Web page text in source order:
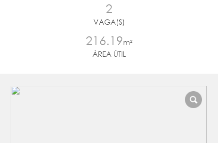
2
VAGA(S)
216.19m²
ÁREA ÚTIL